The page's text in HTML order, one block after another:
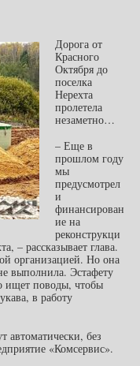
Дорога от
Красного
Октября до
поселка
Нерехта
пролетела
незаметно…
– Еще в
прошлом году
мы
предусмотрел
и
финансирован
ие на
реконструкци
– рассказывает глава.
организацией. Но она
выполнила. Эстафету
ищет поводы, чтобы
в работу
автоматически, без
«Комсервис».